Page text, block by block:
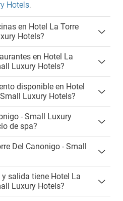
Hotels.
en Hotel La Torre
Hotels?
en Hotel La
Luxury Hotels?
disponible en Hotel
Luxury Hotels?
- Small Luxury
de spa?
Del Canonigo - Small
salida tiene Hotel La
Luxury Hotels?